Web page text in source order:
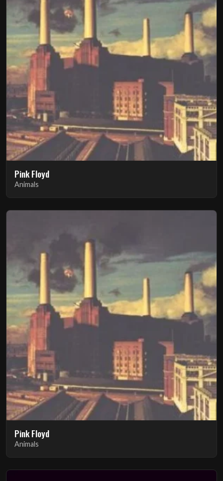
Pink Floyd
Animals
Pink Floyd
Animals